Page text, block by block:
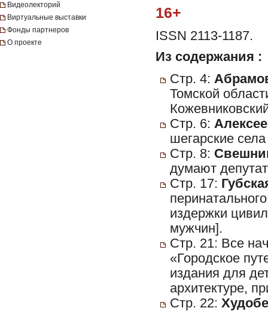
Видеолекторий
Виртуальные выставки
Фонды партнеров
О проекте
16+
ISSN 2113-1187.
Из содержания :
Стр. 4:
Томской
Стр. 6:
шегарские
Стр. 8:
думают
Стр. 17:
издержки
мужчин].
Стр. 21: Все
«Городское
издания для
архитектуре,
Стр. 22: